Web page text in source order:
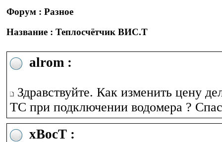
Форум : Разное
Название : Теплосчётчик ВИС.Т
alrom :
Здравствуйте. Как изменить цену
ТС при подключении водомера ?
xBocT :